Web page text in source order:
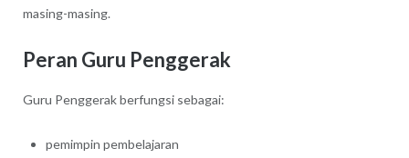
masing-masing.
Peran Guru Penggerak
Guru Penggerak berfungsi sebagai:
pemimpin pembelajaran